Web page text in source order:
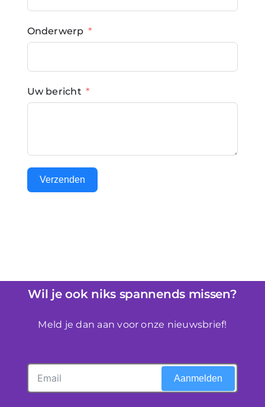
Onderwerp
Uw bericht
Verzenden
Wil je ook niks spannends missen?
Meld je dan aan voor onze nieuwsbrief!
Aanmelden